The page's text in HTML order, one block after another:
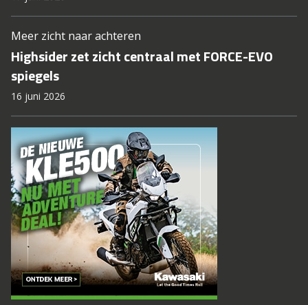
Meer zicht naar achteren
Highsider zet zicht centraal met FORCE-EVO
spiegels
16 juni 2026